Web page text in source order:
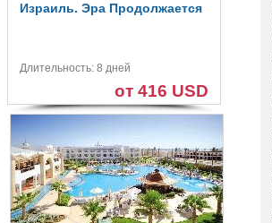
Израиль. Эра Продолжается
Длительность: 8 дней
от 416 USD